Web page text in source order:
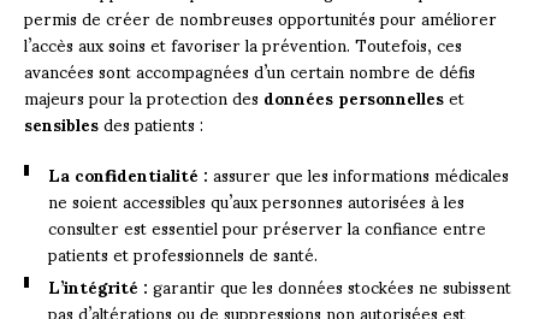
permis de créer de nombreuses opportunités pour améliorer
l’accès aux soins et favoriser la prévention. Toutefois, ces
avancées sont accompagnées d’un certain nombre de défis
majeurs pour la protection desdonnées personnelleset
sensiblesdes patients :
La confidentialité :assurer que les informations médicales
ne soient accessibles qu’aux personnes autorisées à les
consulter est essentiel pour préserver la confiance entre
patients et professionnels de santé.
L’intégrité :garantir que les données stockées ne subissent